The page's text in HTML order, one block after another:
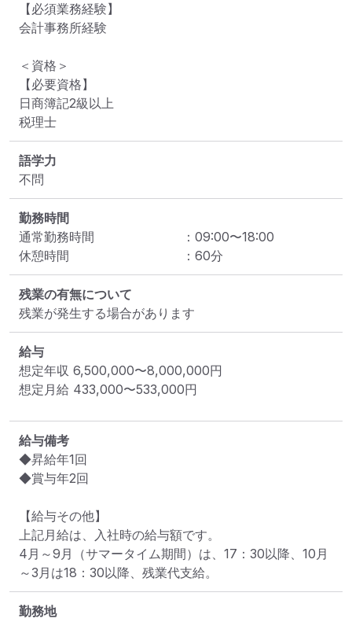
【必須業務経験】
会計事務所経験
＜資格＞
【必要資格】
日商簿記2級以上
税理士
語学力
不問
勤務時間
通常勤務時間
： 09:00〜18:00
休憩時間
： 60分
残業の有無について
残業が発生する場合があります
給与
想定年収 6,500,000〜8,000,000円
想定月給 433,000〜533,000円
給与備考
◆昇給年1回
◆賞与年2回
【給与その他】
上記月給は、入社時の給与額です。
4月～9月（サマータイム期間）は、17：30以降、10月
～3月は18：30以降、残業代支給。
勤務地